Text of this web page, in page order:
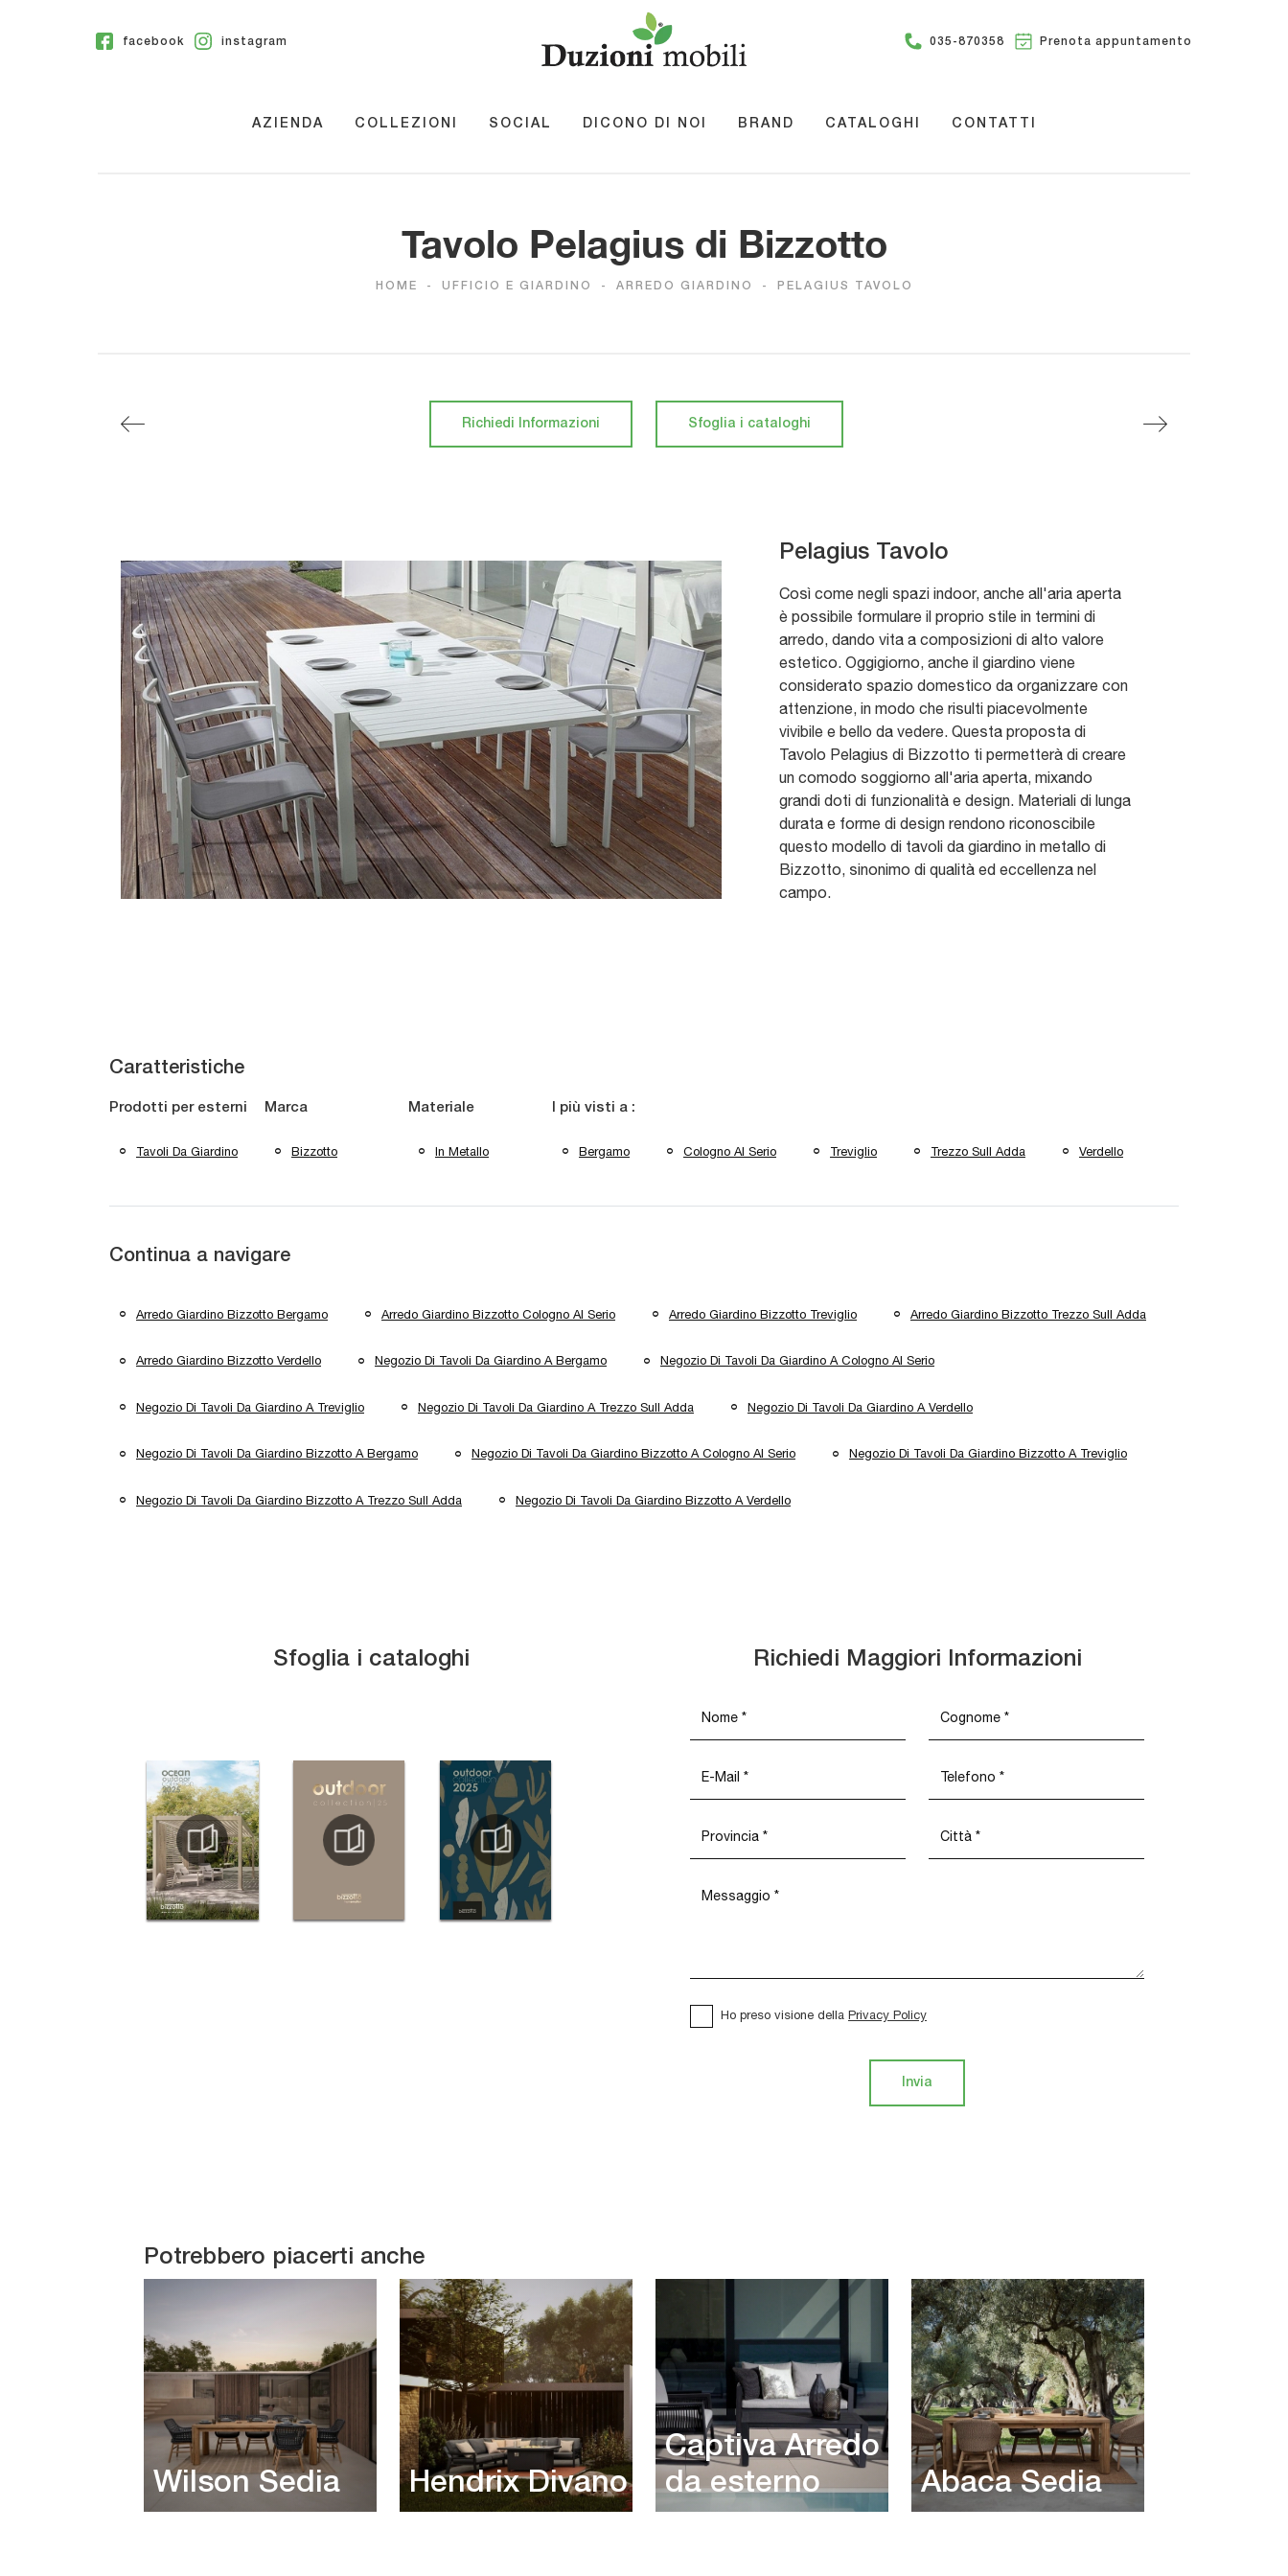
facebook instagram 035-870358 Prenota appuntamento
AZIENDA COLLEZIONI SOCIAL DICONO DI NOI BRAND CATALOGHI CONTATTI
Tavolo Pelagius di Bizzotto
HOME - UFFICIO E GIARDINO - ARREDO GIARDINO - PELAGIUS TAVOLO
Richiedi Informazioni Sfoglia i cataloghi
Pelagius Tavolo
Così come negli spazi indoor, anche all'aria aperta
è possibile formulare il proprio stile in termini di
arredo, dando vita a composizioni di alto valore
estetico. Oggigiorno, anche il giardino viene
considerato spazio domestico da organizzare con
attenzione, in modo che risulti piacevolmente
vivibile e bello da vedere. Questa proposta di
Tavolo Pelagius di Bizzotto ti permetterà di creare
un comodo soggiorno all'aria aperta, mixando
grandi doti di funzionalità e design. Materiali di lunga
durata e forme di design rendono riconoscibile
questo modello di tavoli da giardino in metallo di
Bizzotto, sinonimo di qualità ed eccellenza nel
campo.
Caratteristiche
Prodotti per esterni
Tavoli Da Giardino
Marca
Bizzotto
Materiale
In Metallo
I più visti a :
Bergamo Cologno Al Serio Treviglio Trezzo Sull Adda Verdello
Continua a navigare
Arredo Giardino Bizzotto Bergamo Arredo Giardino Bizzotto Cologno Al Serio Arredo Giardino Bizzotto Treviglio Arredo Giardino Bizzotto Trezzo Sull Adda
Arredo Giardino Bizzotto Verdello Negozio Di Tavoli Da Giardino A Bergamo Negozio Di Tavoli Da Giardino A Cologno Al Serio
Negozio Di Tavoli Da Giardino A Treviglio Negozio Di Tavoli Da Giardino A Trezzo Sull Adda Negozio Di Tavoli Da Giardino A Verdello
Negozio Di Tavoli Da Giardino Bizzotto A Bergamo Negozio Di Tavoli Da Giardino Bizzotto A Cologno Al Serio Negozio Di Tavoli Da Giardino Bizzotto A Treviglio
Negozio Di Tavoli Da Giardino Bizzotto A Trezzo Sull Adda Negozio Di Tavoli Da Giardino Bizzotto A Verdello
Sfoglia i cataloghi Richiedi Maggiori Informazioni
Ho preso visione della Privacy Policy
Invia
Potrebbero piacerti anche
Wilson Sedia Hendrix Divano
Captiva Arredo
da esterno
Abaca Sedia